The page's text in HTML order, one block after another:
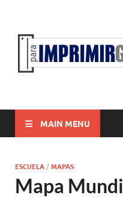
MAIN MENU
ESCUELA /MAPAS
Mapa Mundi